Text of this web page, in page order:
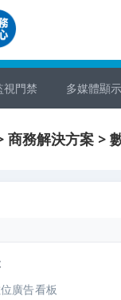
視門禁 多媒體顯示
商務解決方案 >
廣告看板